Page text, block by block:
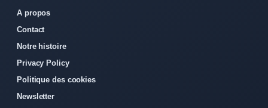
A propos
Contact
Notre histoire
Privacy Policy
Politique des cookies
Newsletter